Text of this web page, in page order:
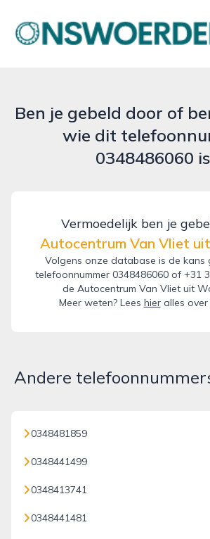
onswoerden.nl
Ben je gebeld door of
wie dit
0348486060
Vermoedelijk ben je
Autocentrum Van Vliet
Volgens onze database is de
telefoonnummer 0348486060 of +31
de Autocentrum Van Vliet uit
Meer weten? Lees hieralles over
Andere
0348481859
0348441499
0348413741
0348441481